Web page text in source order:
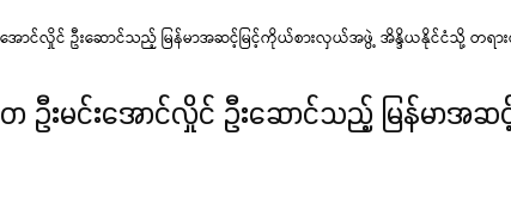
းအောင်လှိုင် ဦးဆောင်သည့် မြန်မာအဆင့်မြင့်ကိုယ်စားလှယ်အဖွဲ့ အိန္ဒိယနိုင်ငံသို့ တရာ
တ ဦးမင်းအောင်လှိုင် ဦးဆောင်သည့် မြန်မာ